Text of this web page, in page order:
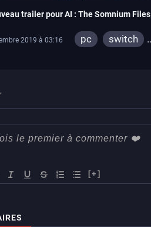
trailer pour AI : The Somnium Files
2019 à 03:16 pc
switch
[+]